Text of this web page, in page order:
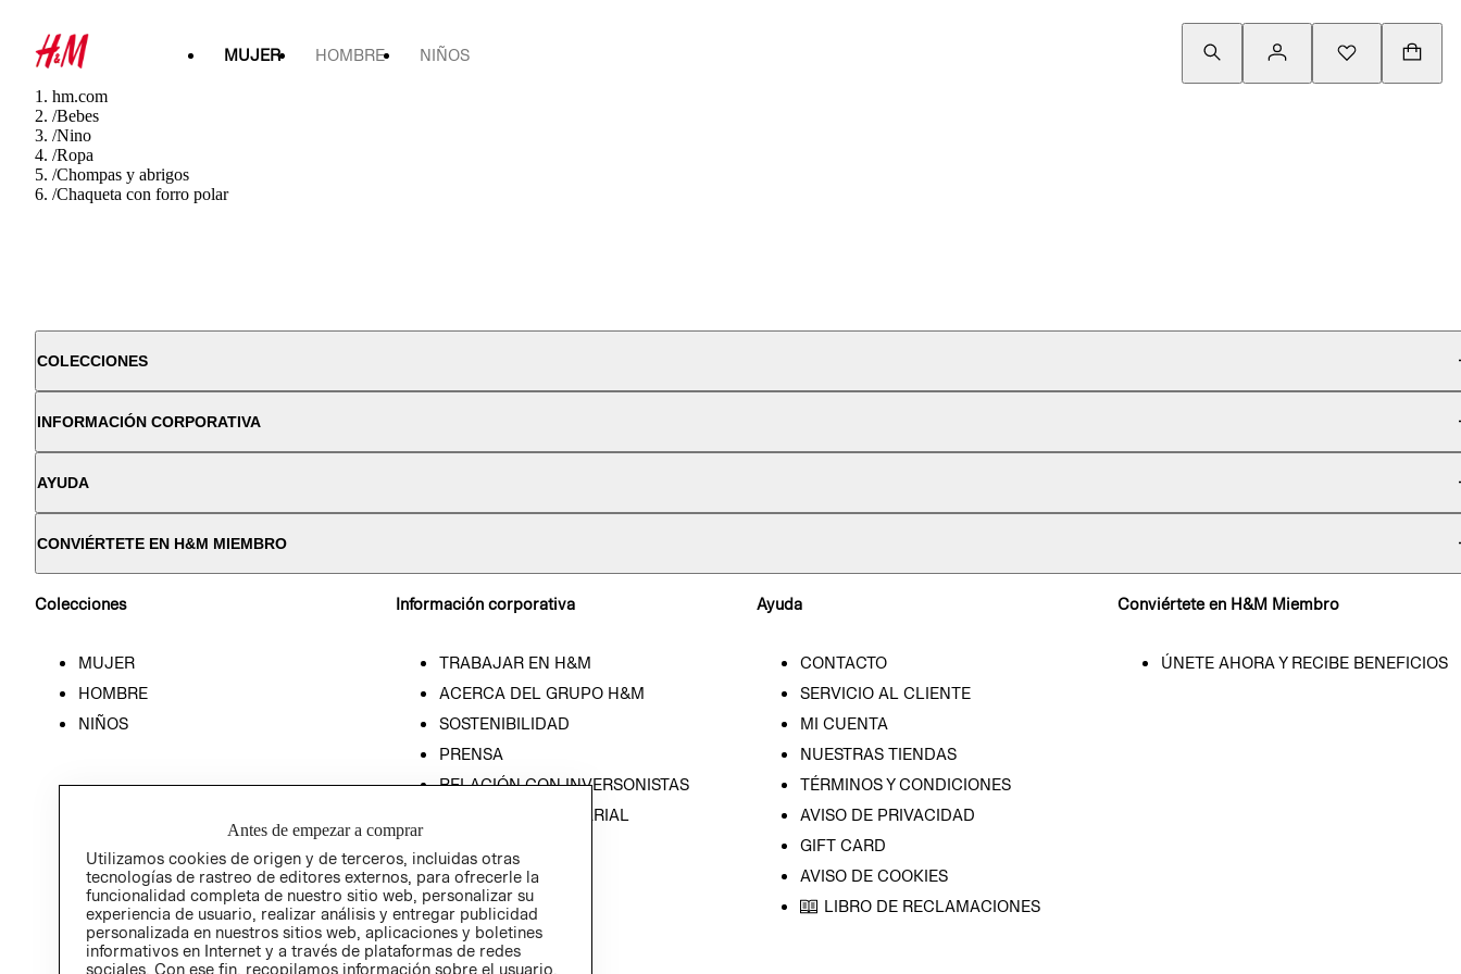
MUJER HOMBRE NIÑOS
hm.com
/Bebes
/Nino
/Ropa
/Chompas y abrigos
/Chaqueta con forro polar
COLECCIONES
INFORMACIÓN CORPORATIVA
AYUDA
CONVIÉRTETE EN H&M MIEMBRO
Colecciones
MUJER
HOMBRE
NIÑOS
Información corporativa
TRABAJAR EN H&M
ACERCA DEL GRUPO H&M
SOSTENIBILIDAD
PRENSA
RELACIÓN CON INVERSONISTAS
POLÍTICA EMPRESARIAL
Ayuda
CONTACTO
SERVICIO AL CLIENTE
MI CUENTA
NUESTRAS TIENDAS
TÉRMINOS Y CONDICIONES
AVISO DE PRIVACIDAD
GIFT CARD
AVISO DE COOKIES
LIBRO DE RECLAMACIONES
Conviértete en H&M Miembro
ÚNETE AHORA Y RECIBE BENEFICIOS
Antes de empezar a comprar
Utilizamos cookies de origen y de terceros, incluidas otras
tecnologías de rastreo de editores externos, para ofrecerle la
funcionalidad completa de nuestro sitio web, personalizar su
experiencia de usuario, realizar análisis y entregar publicidad
personalizada en nuestros sitios web, aplicaciones y boletines
informativos en Internet y a través de plataformas de redes
sociales. Con ese fin, recopilamos información sobre el usuario,